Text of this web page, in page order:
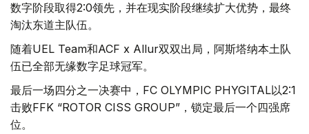
数字阶段取得2:0领先，并在现实阶段继续扩大优势，最终
淘汰东道主队伍。
随着UEL Team和ACF x Allur双双出局，阿斯塔纳本土队
伍已全部无缘数字足球冠军。
最后一场四分之一决赛中，FC OLYMPIC PHYGITAL以2:1
击败FFK “ROTOR CISS GROUP”，锁定最后一个四强席
位。